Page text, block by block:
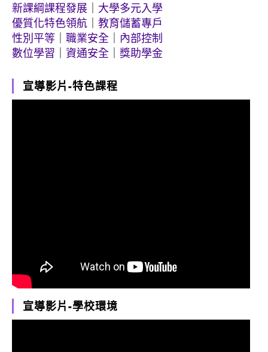
新課綱課程發展
大學多元入學
優質化特色領航
教育儲蓄專戶
性別平等
職業安全
內部控制
數位學習
資通安全 獎助學金
宣導影片-特色課程
宣導影片-學校環境